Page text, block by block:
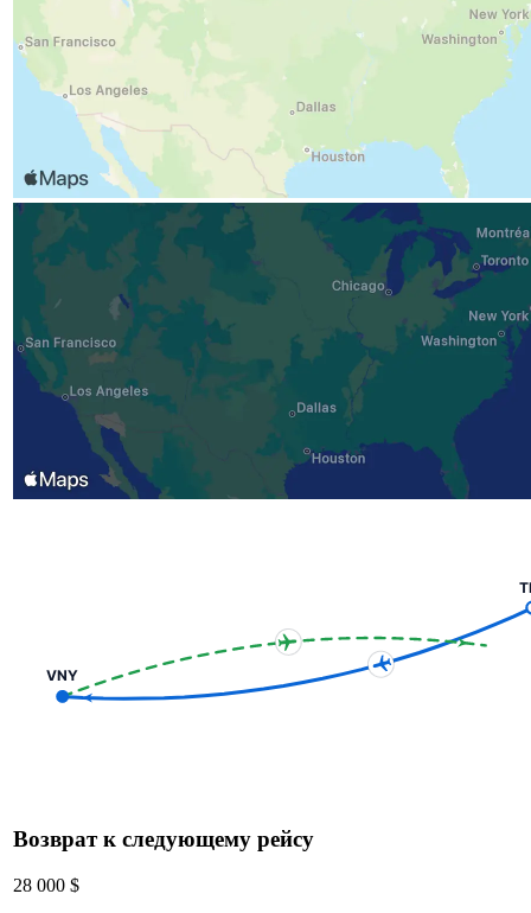
VNY
Возврат к следующему рейсу
28 000 $